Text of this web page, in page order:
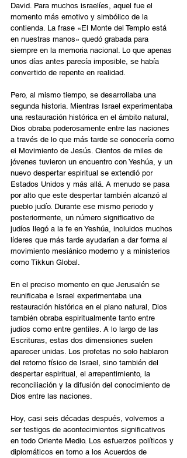
David. Para muchos israelíes, aquel fue el
momento más emotivo y simbólico de la
contienda. La frase «El Monte del Templo está
en nuestras manos» quedó grabada para
siempre en la memoria nacional. Lo que apenas
unos días antes parecía imposible, se había
convertido de repente en realidad.
Pero, al mismo tiempo, se desarrollaba una
segunda historia. Mientras Israel experimentaba
una restauración histórica en el ámbito natural,
Dios obraba poderosamente entre las naciones
a través de lo que más tarde se conocería como
el Movimiento de Jesús. Cientos de miles de
jóvenes tuvieron un encuentro con Yeshúa, y un
nuevo despertar espiritual se extendió por
Estados Unidos y más allá. A menudo se pasa
por alto que este despertar también alcanzó al
pueblo judío. Durante ese mismo periodo y
posteriormente, un número significativo de
judíos llegó a la fe en Yeshúa, incluidos muchos
líderes que más tarde ayudarían a dar forma al
movimiento mesiánico moderno y a ministerios
como Tikkun Global.
En el preciso momento en que Jerusalén se
reunificaba e Israel experimentaba una
restauración histórica en el plano natural, Dios
también obraba espiritualmente tanto entre
judíos como entre gentiles. A lo largo de las
Escrituras, estas dos dimensiones suelen
aparecer unidas. Los profetas no solo hablaron
del retorno físico de Israel, sino también del
despertar espiritual, el arrepentimiento, la
reconciliación y la difusión del conocimiento de
Dios entre las naciones.
Hoy, casi seis décadas después, volvemos a
ser testigos de acontecimientos significativos
en todo Oriente Medio. Los esfuerzos políticos y
diplomáticos en torno a los Acuerdos de